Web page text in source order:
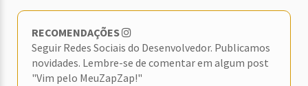
RECOMENDAÇÕES
Seguir Redes Sociais do Desenvolvedor. Publicamos
novidades. Lembre-se de comentar em algum post
"Vim pelo MeuZapZap!"